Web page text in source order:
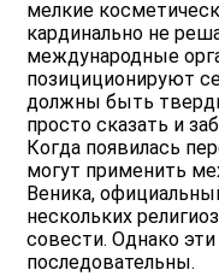
мелкие
кардинально не
международные
позициционируют
должны быть
просто сказать и
Когда появилась
могут применить
Веника,
нескольких
совести. Однако
последовательны.